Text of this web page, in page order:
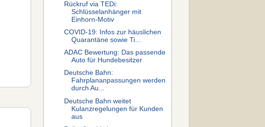
Rückruf via TEDi:
Schlüsselanhänger mit
Einhorn-Motiv
COVID-19: Infos zur häuslichen
Quarantäne sowie Ti...
ADAC Bewertung: Das passende
Auto für Hundebesitzer
Deutsche Bahn:
Fahrplananpassungen werden
durch Au...
Deutsche Bahn weitet
Kulanzregelungen für Kunden
aus